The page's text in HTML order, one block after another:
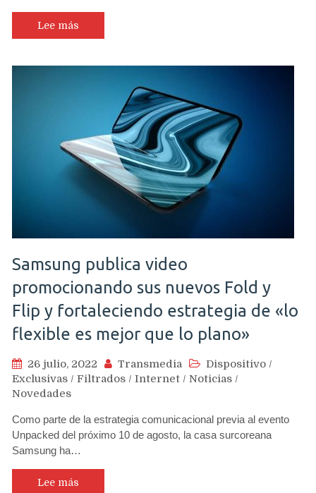
Lee más
Samsung publica video
promocionando sus nuevos Fold y
Flip y fortaleciendo estrategia de «lo
flexible es mejor que lo plano»
26 julio, 2022 Transmedia Dispositivo /
Exclusivas / Filtrados / Internet / Noticias /
Novedades
Como parte de la estrategia comunicacional previa al evento
Unpacked del próximo 10 de agosto, la casa surcoreana
Samsung ha…
Lee más